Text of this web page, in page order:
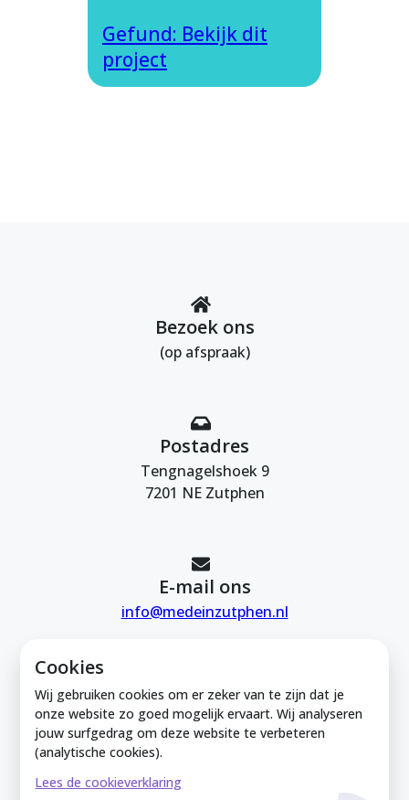
Cookies
Wij gebruiken cookies om er zeker van te zijn dat je
onze website zo goed mogelijk ervaart. Wij analyseren
jouw surfgedrag om deze website te verbeteren
(analytische cookies).
Lees de cookieverklaring
Gefund: Bekijk dit
project
Bezoek ons
(op afspraak)
Postadres
Tengnagelshoek 9
7201 NE Zutphen
E-mail ons
info@medeinzutphen.nl
Mede in Zutphen is onderdeel van de
Zutphense Uitdaging. KVK Zutphense
Uitdaging: 08212926